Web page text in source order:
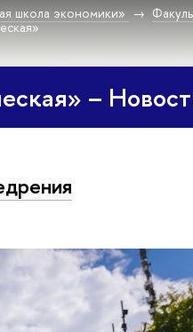
школа экономики»
–